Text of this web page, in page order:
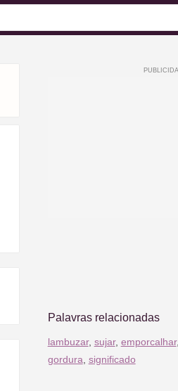
Palavras relacionadas
lambuzar, sujar, emporcalhar,
gordura significado